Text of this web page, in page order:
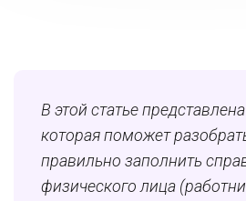
В этой статье
которая поможет
правильно заполнить
физического лица